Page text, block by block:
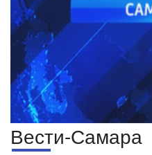
Вести-Самара